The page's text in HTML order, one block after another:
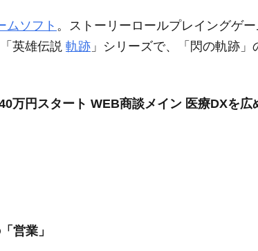
ムソフト 。ストーリーロールプレイングゲー
英雄伝説 軌跡 」シリーズで、「閃の軌跡」
万円スタート WEB商談メイン 医療DXを広
営業」